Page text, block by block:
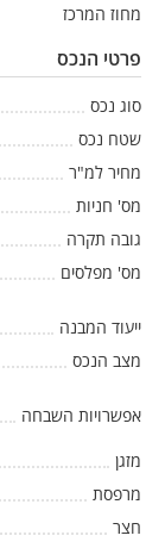
מחוז המרכז
פרטי הנכס
סוג נכס
שטח נכס
מחיר למ"ר
מס' חניות
גובה תקרה
מס' מפלסים
ייעוד המבנה
מצב הנכס
אפשרויות השבחה
מזגן
מרפסת
חצר